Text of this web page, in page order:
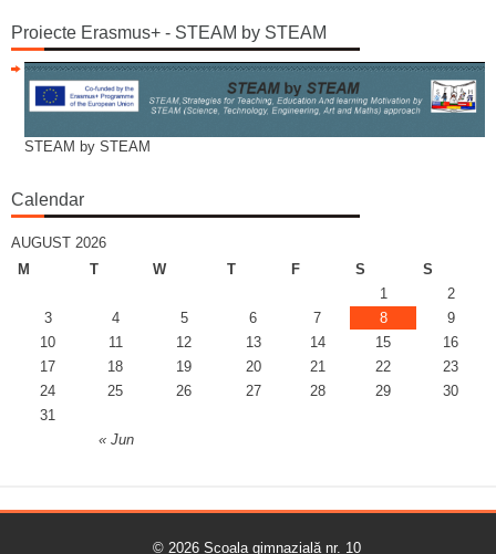
Proiecte Erasmus+ - STEAM by STEAM
STEAM by STEAM
Calendar
AUGUST 2026
M
T W T F S S
« Jun
1
2
3
4 5 6 7 8
9
10
11 12 13 14 15
16
17
18 19 20 21 22
23
24
25 26 27 28 29
30
31
© 2026 Școala gimnazială nr. 10